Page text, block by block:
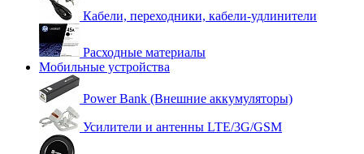
Кабели, переходники, кабели-удлинители
Расходные материалы
Мобильные устройства
Power Bank (Внешние аккумуляторы)
Усилители и антенны LTE/3G/GSM